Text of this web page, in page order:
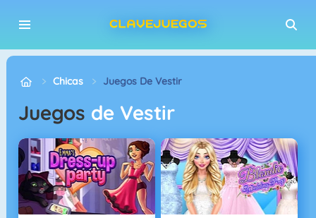
Chicas Juegos De Vestir
Juegos de Vestir